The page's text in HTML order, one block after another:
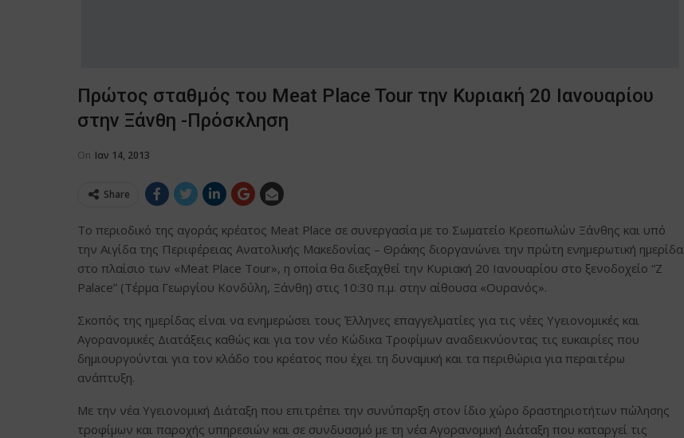
Πρώτος σταθμός του Meat Place Tour την Κυριακή 20 Ιανουαρίου
στην Ξάνθη -Πρόσκληση
On Ιαν 14, 2013
Share
Το περιοδικό της αγοράς κρέατος Meat Place σε συνεργασία με το Σωματείο Κρεοπωλών Ξάνθης και υπό
την Αιγίδα της Περιφέρειας Ανατολικής Μακεδονίας – Θράκης διοργανώνει την πρώτη ενημερωτική ημερίδα
στο πλαίσιο των «Meat Place Tour», η οποία θα διεξαχθεί την Κυριακή 20 Ιανουαρίου στο ξενοδοχείο “Z
Palace” (Τέρμα Γεωργίου Κονδύλη, Ξάνθη) στις 10:30 π.μ. στην αίθουσα «Ουρανός».
Σκοπός της ημερίδας είναι να ενημερώσει τους Έλληνες επαγγελματίες για τις νέες Υγειονομικές και
Αγορανομικές Διατάξεις καθώς και για τον νέο Κώδικα Τροφίμων αναδεικνύοντας τις ευκαιρίες που
δημιουργούνται για τον κλάδο του κρέατος που έχει τη δυναμική και τα περιθώρια για περαιτέρω
ανάπτυξη.
Με την νέα Υγειονομική Διάταξη που επιτρέπει την συνύπαρξη στον ίδιο χώρο δραστηριοτήτων πώλησης
τροφίμων και παροχής υπηρεσιών και σε συνδυασμό με τη νέα Αγορανομική Διάταξη που καταργεί τις